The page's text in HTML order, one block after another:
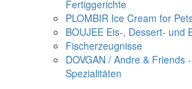
Fertiggerichte
PLOMBIR Ice Cream for
BOUJEE Eis-, Dessert- und
Fischerzeugnisse
DOVGAN / Andre & Friends
Spezialitäten